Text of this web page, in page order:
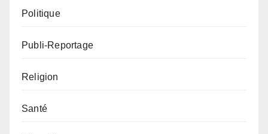
Politique
Publi-Reportage
Religion
Santé